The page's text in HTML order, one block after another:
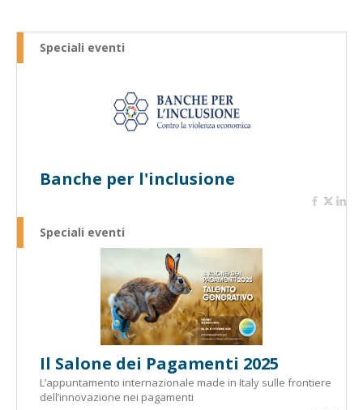
Speciali eventi
Banche per l'inclusione
Speciali eventi
Il Salone dei Pagamenti 2025
L’appuntamento internazionale made in Italy sulle frontiere
dell’innovazione nei pagamenti